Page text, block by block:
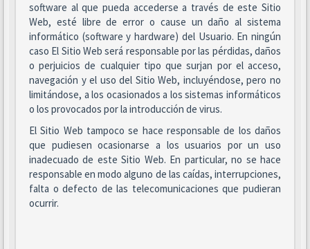
software al que pueda accederse a través de este Sitio
Web, esté libre de error o cause un daño al sistema
informático (software y hardware) del Usuario. En ningún
caso El Sitio Web será responsable por las pérdidas, daños
o perjuicios de cualquier tipo que surjan por el acceso,
navegación y el uso del Sitio Web, incluyéndose, pero no
limitándose, a los ocasionados a los sistemas informáticos
o los provocados por la introducción de virus.
El Sitio Web tampoco se hace responsable de los daños
que pudiesen ocasionarse a los usuarios por un uso
inadecuado de este Sitio Web. En particular, no se hace
responsable en modo alguno de las caídas, interrupciones,
falta o defecto de las telecomunicaciones que pudieran
ocurrir.